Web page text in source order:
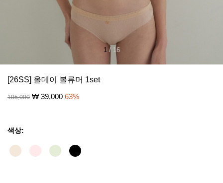
1/ 16
[26SS] 올데이 볼류머 1set
105,000 ₩ 39,000 63%
색상: